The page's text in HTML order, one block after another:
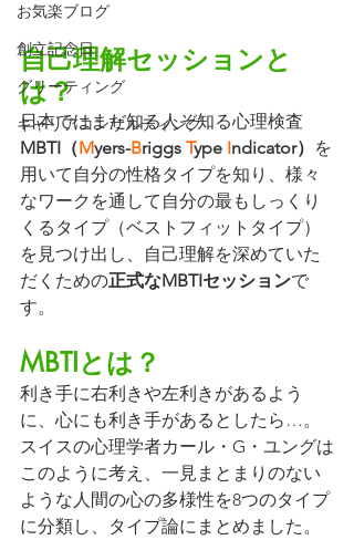
お気楽ブログ
創立記念日
グリーティング
キャリアコンサルティング
自己理解セッションと
は？
日本ではまだ知る人ぞ知る心理検査
MBTI（Myers-Briggs Type Indicator） を
用いて自分の性格タイプを知り、様々
なワークを通して自分の最もしっくり
くるタイプ（ベストフィットタイプ）
を見つけ出し、自己理解を深めていた
だくための正式なMBTIセッションで
す。
MBTIとは？
利き手に右利きや左利きがあるよう
に、心にも利き手があるとしたら…。
スイスの心理学者カール・G・ユングは
このように考え、一見まとまりのない
ような人間の心の多様性を8つのタイプ
に分類し、タイプ論にまとめました。